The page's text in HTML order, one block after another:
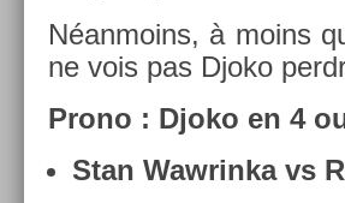
Néan­moins, à moins
ne vois pas Djoko
Prono : Djoko en 4
Stan Waw­rinka vs